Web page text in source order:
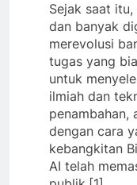
Sejak saat itu,
dan banyak
merevolusi
tugas yang
untuk
ilmiah dan
penambahan,
dengan cara
kebangkitan
AI telah